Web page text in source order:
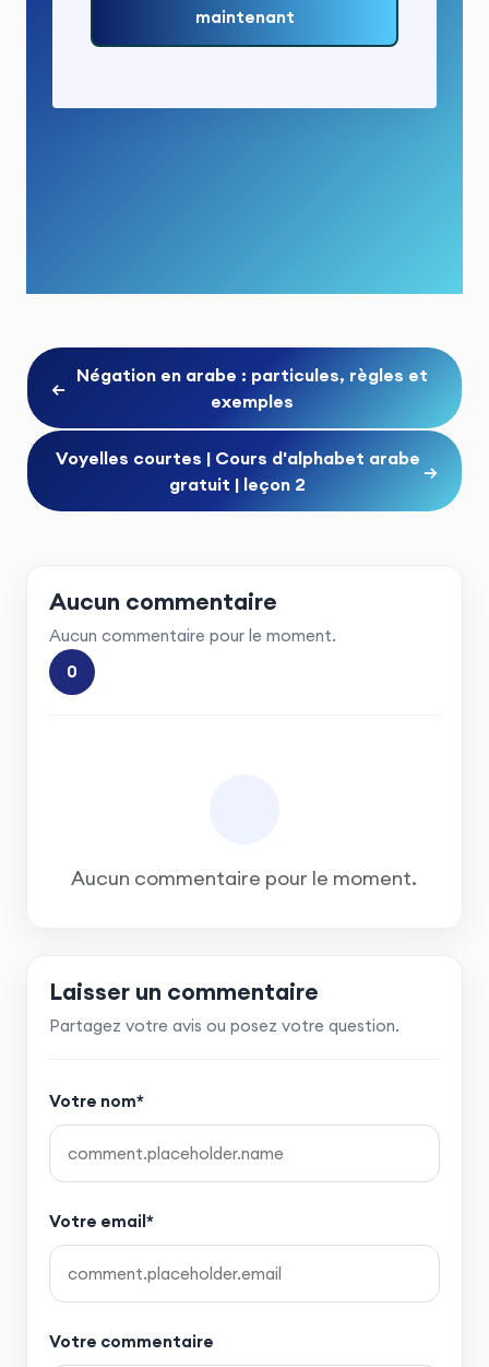
maintenant
←
Négation en arabe : particules, règles et
exemples
Voyelles courtes | Cours d'alphabet arabe
gratuit | leçon 2
→
Aucun commentaire
Aucun commentaire pour le moment.
0
Aucun commentaire pour le moment.
Laisser un commentaire
Partagez votre avis ou posez votre question.
Votre nom*
Votre email*
Votre commentaire